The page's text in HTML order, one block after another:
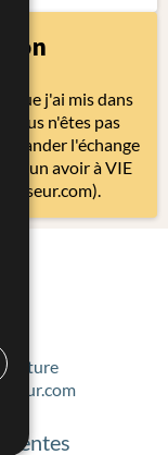
que j'ai mis dans
n'êtes pas
l'échange
d'un avoir à VIE
ventes